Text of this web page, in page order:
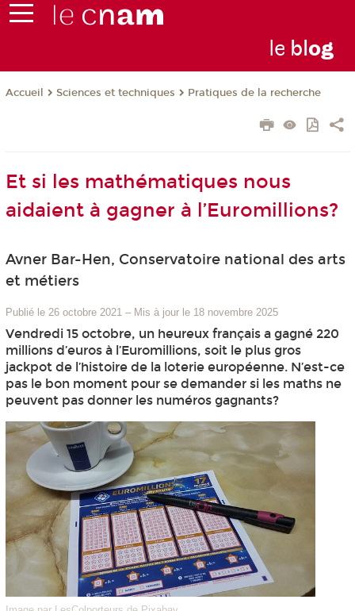
le blog
Accueil Sciences et techniques Pratiques de la recherche
Et si les mathématiques nous
aidaient à gagner à l’Euromillions?
Avner Bar-Hen, Conservatoire national des arts
et métiers
Publié le 26 octobre 2021 – Mis à jour le 18 novembre 2025
Vendredi 15 octobre, un heureux français a gagné 220
millions d’euros à l’Euromillions, soit le plus gros
jackpot de l’histoire de la loterie européenne. N’est-ce
pas le bon moment pour se demander si les maths ne
peuvent pas donner les numéros gagnants?